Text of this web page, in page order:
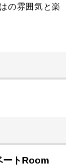
の雰囲気と楽
ートRoom